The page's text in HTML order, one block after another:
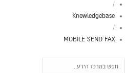
/
Knowledgebase
/
MOBILE SEND FAX